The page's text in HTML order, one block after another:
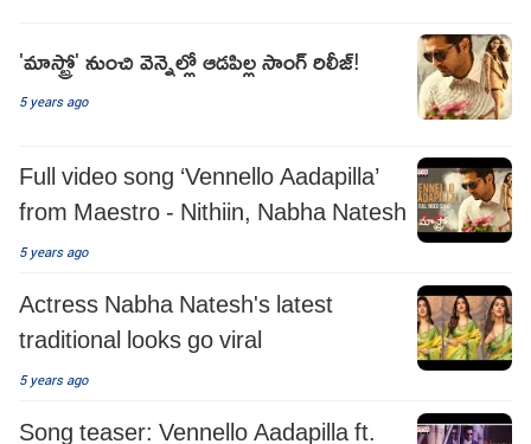
'మాస్ట్రో' నుంచి వెన్నెల్లో ఆడపిల్ల సాంగ్ రిలీజ్!
5 years ago
Full video song ‘Vennello Aadapilla’
from Maestro - Nithiin, Nabha Natesh
5 years ago
Actress Nabha Natesh's latest
traditional looks go viral
5 years ago
Song teaser: Vennello Aadapilla ft.